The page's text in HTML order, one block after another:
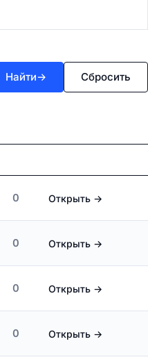
Найти→ Сбросить
0 Открыть →
0 Открыть →
0 Открыть →
0 Открыть →